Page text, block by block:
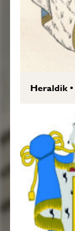
Heraldik•